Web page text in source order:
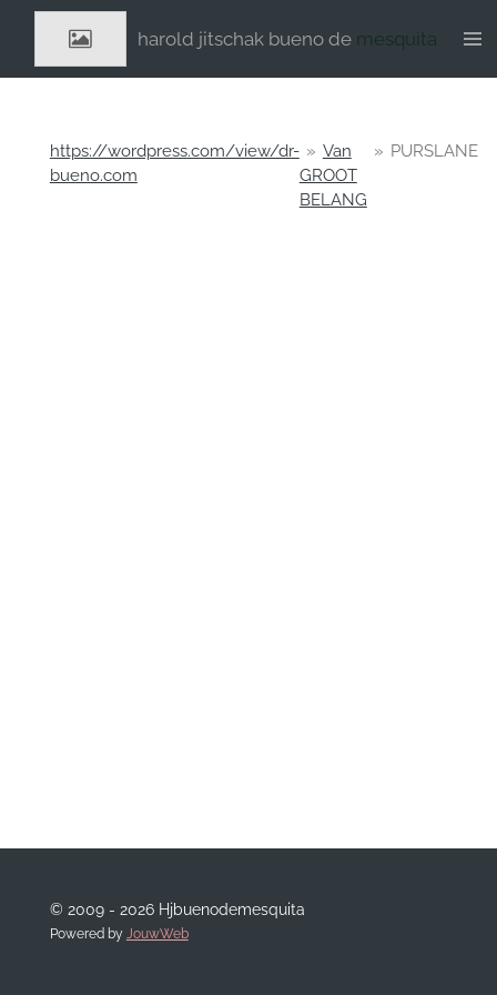
naar
harold jitschak bueno de mesquita
https://wordpress.com/view/dr-
bueno.com
» Van
GROOT
BELANG
» PURSLANE
© 2009 - 2026 Hjbuenodemesquita
Powered by JouwWeb